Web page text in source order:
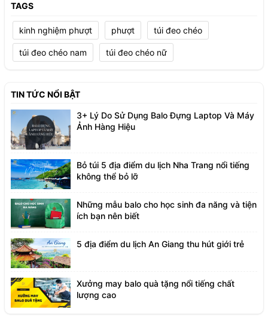
TAGS
kinh nghiệm phượt phượt túi đeo chéo
túi đeo chéo nam túi đeo chéo nữ
TIN TỨC NỔI BẬT
3+ Lý Do Sử Dụng Balo Đựng Laptop Và Máy
Ảnh Hàng Hiệu
Bỏ túi 5 địa điểm du lịch Nha Trang nổi tiếng
không thể bỏ lỡ
Những mẫu balo cho học sinh đa năng và tiện
ích bạn nên biết
5 địa điểm du lịch An Giang thu hút giới trẻ
Xưởng may balo quà tặng nổi tiếng chất
lượng cao